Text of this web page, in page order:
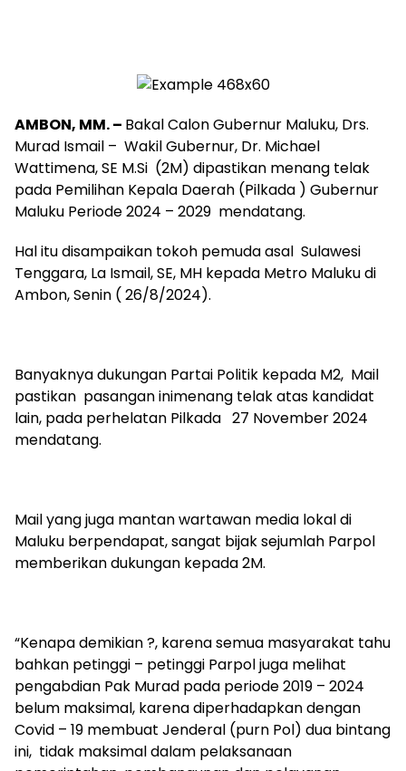
AMBON, MM. – Bakal Calon Gubernur Maluku, Drs.
Murad Ismail – Wakil Gubernur, Dr. Michael
Wattimena, SE M.Si (2M) dipastikan menang telak
pada Pemilihan Kepala Daerah (Pilkada ) Gubernur
Maluku Periode 2024 – 2029 mendatang.
Hal itu disampaikan tokoh pemuda asal Sulawesi
Tenggara, La Ismail, SE, MH kepada Metro Maluku di
Ambon, Senin ( 26/8/2024).
Banyaknya dukungan Partai Politik kepada M2, Mail
pastikan pasangan inimenang telak atas kandidat
lain, pada perhelatan Pilkada 27 November 2024
mendatang.
Mail yang juga mantan wartawan media lokal di
Maluku berpendapat, sangat bijak sejumlah Parpol
memberikan dukungan kepada 2M.
“Kenapa demikian ?, karena semua masyarakat tahu
bahkan petinggi – petinggi Parpol juga melihat
pengabdian Pak Murad pada periode 2019 – 2024
belum maksimal, karena diperhadapkan dengan
Covid – 19 membuat Jenderal (purn Pol) dua bintang
ini, tidak maksimal dalam pelaksanaan